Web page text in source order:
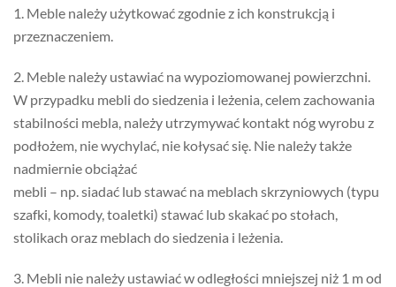
1. Meble należy użytkować zgodnie z ich konstrukcją i
przeznaczeniem.
2. Meble należy ustawiać na wypoziomowanej powierzchni.
W przypadku mebli do siedzenia i leżenia, celem zachowania
stabilności mebla, należy utrzymywać kontakt nóg wyrobu z
podłożem, nie wychylać, nie kołysać się. Nie należy także
nadmiernie obciążać
mebli – np. siadać lub stawać na meblach skrzyniowych (typu
szafki, komody, toaletki) stawać lub skakać po stołach,
stolikach oraz meblach do siedzenia i leżenia.
3. Mebli nie należy ustawiać w odległości mniejszej niż 1 m od